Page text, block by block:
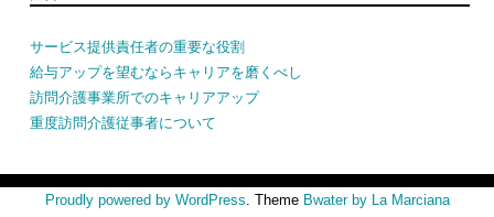
サービス提供責任者の重要な役割
給与アップを望むならキャリアを磨くべし
訪問介護事業所でのキャリアアップ
重度訪問介護従事者について
Proudly powered by WordPress . Theme Bwater by La Marciana